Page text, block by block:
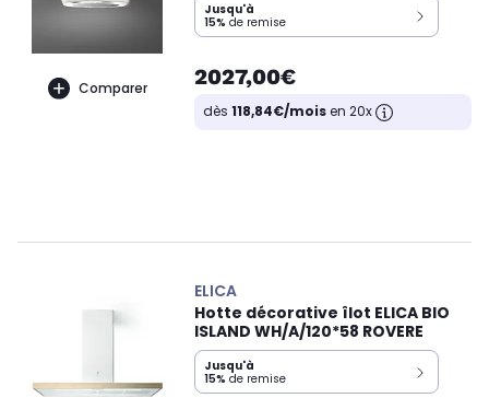
Comparer
Jusqu'à
15% de remise
2027,00€
dès 118,84€/moisen 20x
ELICA
Hotte décorative îlot ELICA BIO
ISLAND WH/A/120*58 ROVERE
Jusqu'à
15% de remise